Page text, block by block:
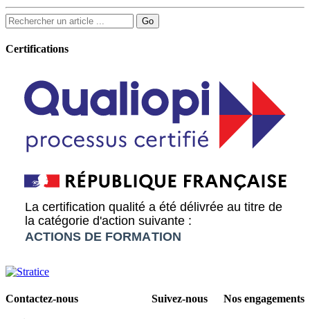
Certifications
Contactez-nous Suivez-nous Nos engagements